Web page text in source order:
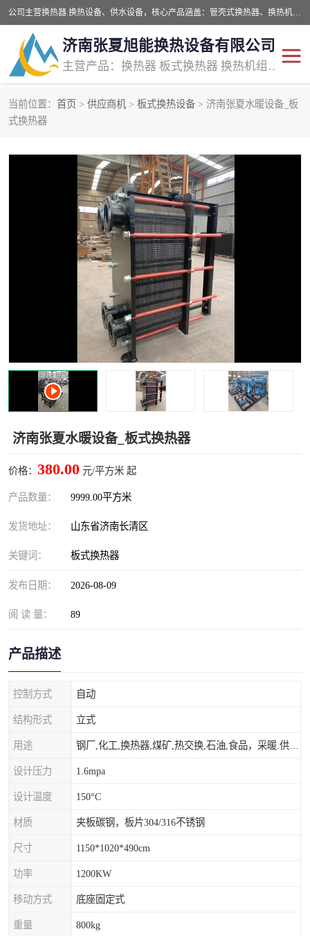
公司主营换热器.换热设备、供水设备，核心产品涵盖：管壳式换热器、换热机组、不锈钢组合式水箱、水处理设备等，提供非标设备集生产、销售、安装一体化服务，可满足全国酒店、学校、医院、商业综合体、工业项目等多场景换热与供水需求。
济南张夏旭能换热设备有限公司
主营产品：换热器 板式换热器 换热机组 供水设备 水处理设备
当前位置： 首页 > 供应商机 > 板式换热设备 > 济南张夏水暖设备_板
式换热器
济南张夏水暖设备_板式换热器
价格： 380.00 元/平方米 起
产品数量： 9999.00平方米
发货地址： 山东省济南长清区
关键词： 板式换热器
发布日期： 2026-08-09
阅 读 量： 89
产品描述
控制方式 自动
结构形式 立式
用途
设计压力 1.6mpa
设计温度 150°C
材质 夹板碳钢，板片304/316不锈钢
尺寸 1150*1020*490cm
功率 1200KW
移动方式 底座固定式
重量 800kg
管壳式换热器
汽水换热机组 板式换热设备
板式换热机组 定压补水装置
囊式膨胀水箱 水处理器设备
智能供水设备 锅炉辅机设备
非标加工设备